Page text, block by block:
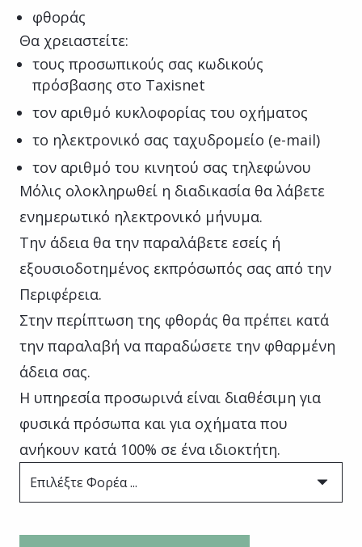
φθοράς
Θα χρειαστείτε:
τους προσωπικούς σας κωδικούς
πρόσβασης στο Taxisnet
τον αριθμό κυκλοφορίας του οχήματος
το ηλεκτρονικό σας ταχυδρομείο (e-mail)
τον αριθμό του κινητού σας τηλεφώνου
Μόλις ολοκληρωθεί η διαδικασία θα λάβετε
ενημερωτικό ηλεκτρονικό μήνυμα.
Την άδεια θα την παραλάβετε εσείς ή
εξουσιοδοτημένος εκπρόσωπός σας από την
Περιφέρεια.
Στην περίπτωση της φθοράς θα πρέπει κατά
την παραλαβή να παραδώσετε την φθαρμένη
άδεια σας.
Η υπηρεσία προσωρινά είναι διαθέσιμη για
φυσικά πρόσωπα και για οχήματα που
ανήκουν κατά 100% σε ένα ιδιοκτήτη.
Επιλέξτε Φορέα ...